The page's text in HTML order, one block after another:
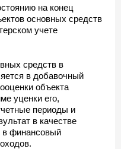
на конец
основных средств
учете
средств в
в добавочный
объекта
уценки его,
периоды и
в качестве
в финансовый